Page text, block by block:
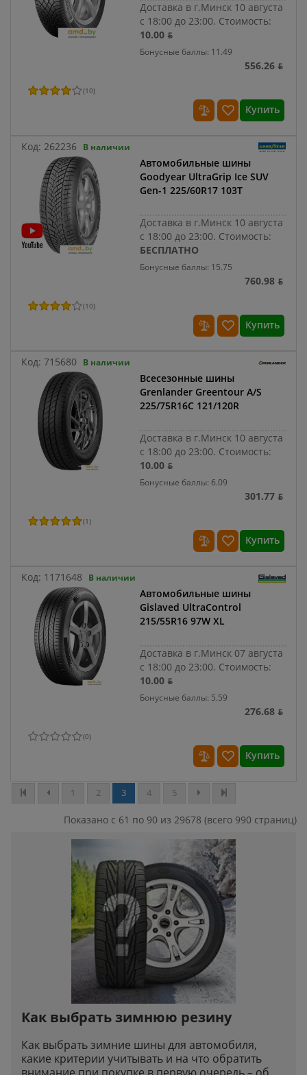
Доставка в г.Минск 10 августа
с 18:00 до 23:00. Стоимость:
10.00 ƃ
Бонусные баллы: 11.49
556.26 ƃ
(10)
Купить
Код: 262236 В наличии
Автомобильные шины
Goodyear UltraGrip Ice SUV
Gen-1 225/60R17 103T
Доставка в г.Минск 10 августа
с 18:00 до 23:00. Стоимость:
БЕСПЛАТНО
Бонусные баллы: 15.75
760.98 ƃ
(10)
Купить
Код: 715680 В наличии
Всесезонные шины
Grenlander Greentour A/S
225/75R16C 121/120R
Доставка в г.Минск 10 августа
с 18:00 до 23:00. Стоимость:
10.00 ƃ
Бонусные баллы: 6.09
301.77 ƃ
(1)
Купить
Код: 1171648 В наличии
Автомобильные шины
Gislaved UltraControl
215/55R16 97W XL
Доставка в г.Минск 07 августа
с 18:00 до 23:00. Стоимость:
10.00 ƃ
Бонусные баллы: 5.59
276.68 ƃ
(0)
Купить
1 2 3 4 5
Показано с 61 по 90 из 29678 (всего 990 страниц)
Как выбрать зимнюю резину
Как выбрать зимние шины для автомобиля,
какие критерии учитывать и на что обратить